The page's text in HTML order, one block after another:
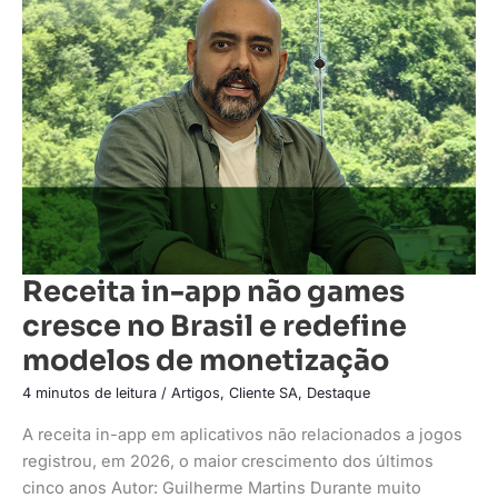
Receita in-app não games
cresce no Brasil e redefine
modelos de monetização
4 minutos de leitura / Artigos, Cliente SA, Destaque
A receita in-app em aplicativos não relacionados a jogos
registrou, em 2026, o maior crescimento dos últimos
cinco anos Autor: Guilherme Martins Durante muito
app
não
games
cresce
no
Brasil
e
redefine
modelos
de
monetização